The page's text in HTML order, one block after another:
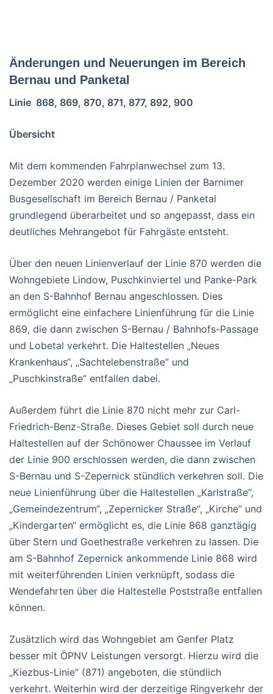
Änderungen und Neuerungen im Bereich
Bernau und Panketal
Linie 868, 869, 870, 871, 877, 892, 900
Übersicht
Mit dem kommenden Fahrplanwechsel zum 13.
Dezember 2020 werden einige Linien der Barnimer
Busgesellschaft im Bereich Bernau / Panketal
grundlegend überarbeitet und so angepasst, dass ein
deutliches Mehrangebot für Fahrgäste entsteht.
Über den neuen Linienverlauf der Linie 870 werden die
Wohngebiete Lindow, Puschkinviertel und Panke-Park
an den S-Bahnhof Bernau angeschlossen. Dies
ermöglicht eine einfachere Linienführung für die Linie
869, die dann zwischen S-Bernau / Bahnhofs-Passage
und Lobetal verkehrt. Die Haltestellen „Neues
Krankenhaus“, „Sachtelebenstraße“ und
„Puschkinstraße“ entfallen dabei.
Außerdem führt die Linie 870 nicht mehr zur Carl-
Friedrich-Benz-Straße. Dieses Gebiet soll durch neue
Haltestellen auf der Schönower Chaussee im Verlauf
der Linie 900 erschlossen werden, die dann zwischen
S-Bernau und S-Zepernick stündlich verkehren soll. Die
neue Linienführung über die Haltestellen „Karlstraße“,
„Gemeindezentrum“, „Zepernicker Straße“, „Kirche“ und
„Kindergarten“ ermöglicht es, die Linie 868 ganztägig
über Stern und Goethestraße verkehren zu lassen. Die
am S-Bahnhof Zepernick ankommende Linie 868 wird
mit weiterführenden Linien verknüpft, sodass die
Wendefahrten über die Haltestelle Poststraße entfallen
können.
Zusätzlich wird das Wohngebiet am Genfer Platz
besser mit ÖPNV Leistungen versorgt. Hierzu wird die
„Kiezbus-Linie“ (871) angeboten, die stündlich
verkehrt. Weiterhin wird der derzeitige Ringverkehr der